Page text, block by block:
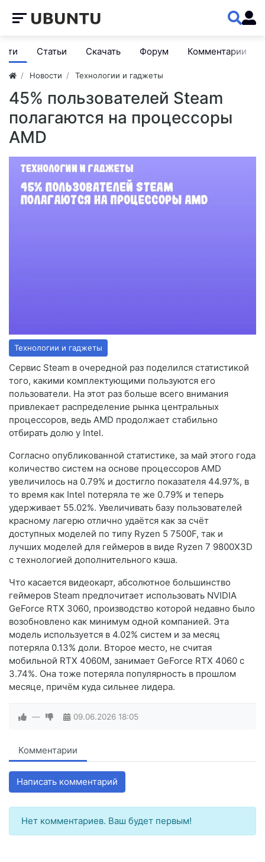
Статьи Скачать Форум Комментарии
Новости Технологии и гаджеты
45% пользователей Steam
полагаются на процессоры
AMD
Технологии и гаджеты
Сервис Steam в очередной раз поделился статистикой
того, какими комплектующими пользуются его
пользователи. На этот раз больше всего внимания
привлекает распределение рынка центральных
процессоров, ведь AMD продолжает стабильно
отбирать долю у Intel.
Согласно опубликованной статистике, за май этого года
количество систем на основе процессоров AMD
увеличилось на 0.79% и достигло показателя 44.97%, в
то время как Intel потеряла те же 0.79% и теперь
удерживает 55.02%. Увеличивать базу пользователей
красному лагерю отлично удаётся как за счёт
доступных моделей по типу Ryzen 5 7500F, так и
лучших моделей для геймеров в виде Ryzen 7 9800X3D
с технологией дополнительного кэша.
Что касается видеокарт, абсолютное большинство
геймеров Steam предпочитает использовать NVIDIA
GeForce RTX 3060, производство которой недавно было
возобновлено как минимум одной компанией. Эта
модель используется в 4.02% систем и за месяц
потеряла 0.13% доли. Второе место, не считая
мобильной RTX 4060M, занимает GeForce RTX 4060 с
3.74%. Она тоже потеряла популярность в прошлом
месяце, причём куда сильнее лидера.
— 09.06.2026 18:05
Комментарии
Написать комментарий
Нет комментариев. Ваш будет первым!